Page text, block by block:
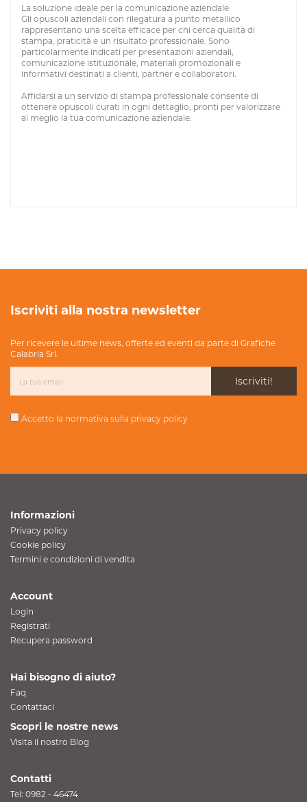
La soluzione ideale per la comunicazione aziendale
Gli opuscoli aziendali con rilegatura a punto metallico
rappresentano una scelta efficace per chi cerca qualità di
stampa, praticità e un risultato professionale. Sono
particolarmente indicati per presentazioni aziendali,
comunicazione istituzionale, materiali promozionali e
informativi destinati a clienti, partner e collaboratori.
Affidarsi a un servizio di stampa professionale consente di
ottenere opuscoli curati in ogni dettaglio, pronti per valorizzare
al meglio la tua comunicazione aziendale.
Iscriviti alla nostra newsletter
Per ricevere le ultime news, offerte ed eventi da parte di Grafiche
Calabria Srl.
Iscriviti!
Accetto la normativa sulla privacy policy
Informazioni
Privacy policy
Cookie policy
Termini e condizioni di vendita
Account
Login
Registrati
Recupera password
Hai bisogno di aiuto?
Faq
Contattaci
Scopri le nostre news
Visita il nostro Blog
Contatti
Tel: 0982 - 46474